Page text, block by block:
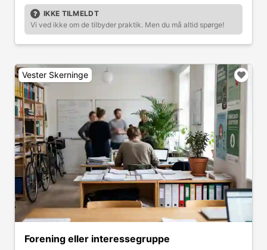
IKKE TILMELDT
Vi ved ikke om de tilbyder praktik. Men du må altid spørge!
Vester Skerninge
Forening eller interessegruppe